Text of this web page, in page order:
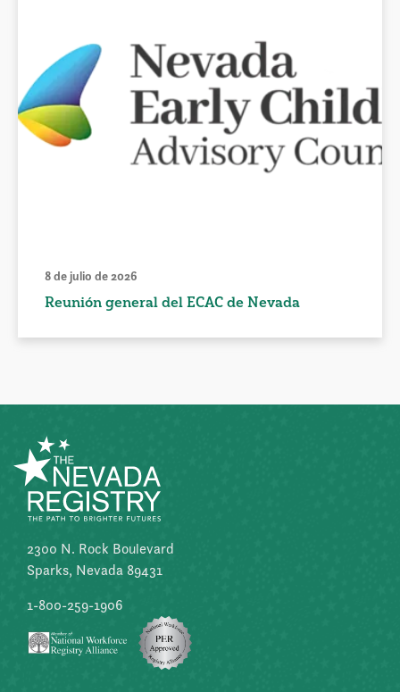
8 de julio de 2026
Reunión general del ECAC de Nevada
2300 N. Rock Boulevard
Sparks, Nevada 89431
1-800-259-1906